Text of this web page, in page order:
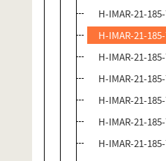
H-IMAR-21-
H-IMAR-21-
H-IMAR-21-
H-IMAR-21-
H-IMAR-21-
H-IMAR-21-
H-IMAR-21-